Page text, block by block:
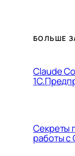
БОЛЬШЕ
Claude
Секреты
работы с